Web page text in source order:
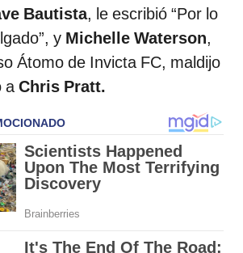
Bautista, le escribió “Por lo
y Michelle Waterson,
Átomo de Invicta FC, maldijo
aChris Pratt.